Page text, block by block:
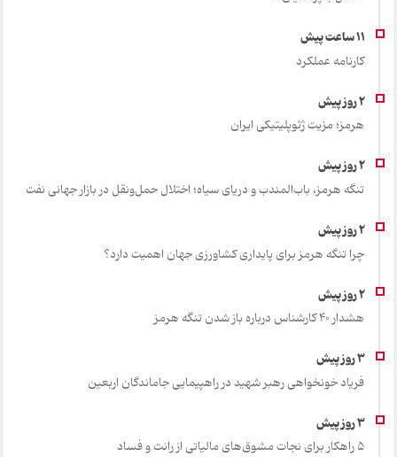
کارنامه عملکرد
هرمز؛ مزیت ژئوپلیتیکی ایران
تنگه هرمز، باب‌المندب و دریای سیاه؛ اختلال حمل‌ونقل در بازار جهانی نفت
چرا تنگه هرمز برای پایداری کشاورزی جهان اهمیت دارد؟
هشدار 40 کارشناس درباره باز شدن تنگه هرمز
فریاد خونخواهی رهبر شهید در راهپیمایی جاماندگان اربعین
۵ راهکار برای نجات مشوق‌های مالیاتی از رانت و فساد